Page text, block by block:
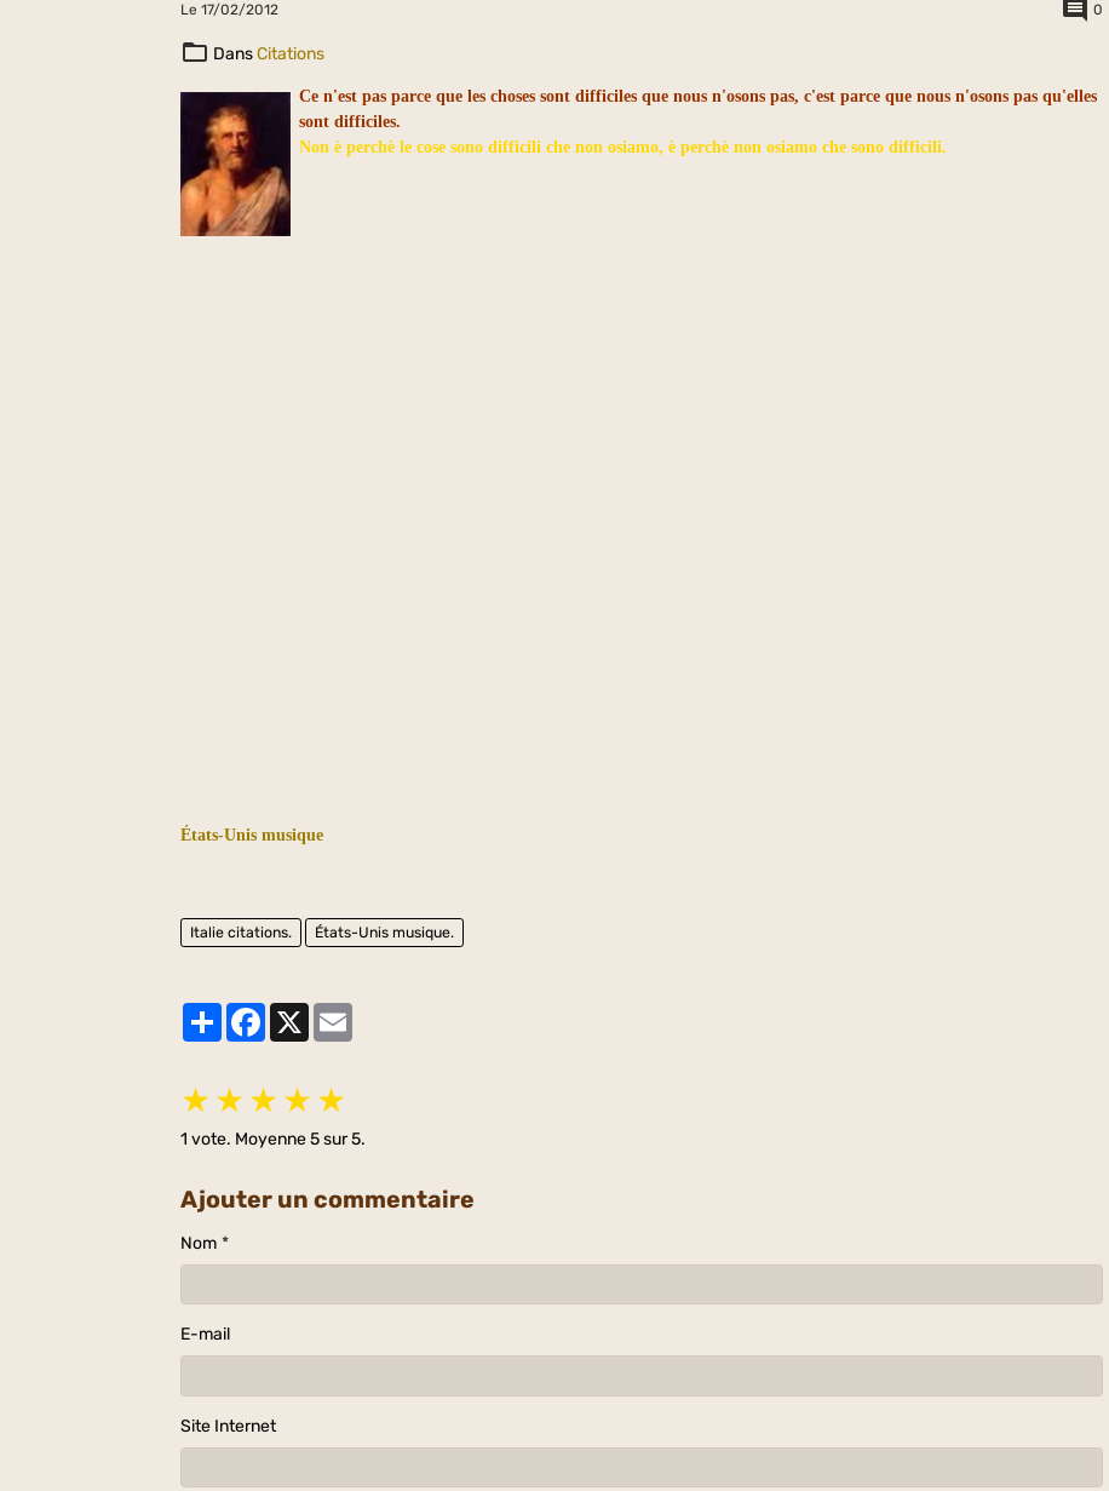
Le 17/02/2012 0
DansCitations
Ce n'est pas parce que les choses sont difficiles que nous n'osons pas, c'est parce que nous n'osons pas qu'elles
sont difficiles.
Non è perchè le cose sono difficili che non osiamo, è perchè non osiamo che sono difficili.
États-Unis musique
Italie citations. États-Unis musique.
PartagerFacebook
X
★ ★ ★ ★ ★
1 vote. Moyenne5sur 5.
Ajouter un commentaire
Nom
E-mail
Site Internet